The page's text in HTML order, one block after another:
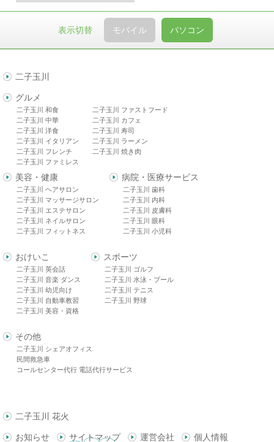
表示切替 モバイル パソコン
二子玉川
グルメ
二子玉川 和食
二子玉川 中華
二子玉川 洋食
二子玉川 イタリアン
二子玉川 フレンチ
二子玉川 ファミレス
二子玉川 ファストフード
二子玉川 カフェ
二子玉川 寿司
二子玉川 ラーメン
二子玉川 焼き肉
美容・健康
二子玉川 ヘアサロン
二子玉川 マッサージサロン
二子玉川 エステサロン
二子玉川 ネイルサロン
二子玉川 フィットネス
病院・医療サービス
二子玉川 歯科
二子玉川 内科
二子玉川 皮膚科
二子玉川 眼科
二子玉川 小児科
おけいこ
二子玉川 英会話
二子玉川 音楽 ダンス
二子玉川 幼児向け
二子玉川 自動車教習
二子玉川 美容・資格
スポーツ
二子玉川 ゴルフ
二子玉川 水泳・プール
二子玉川 テニス
二子玉川 野球
その他
二子玉川 シェアオフィス
民間救急車
コールセンター代行 電話代行サービス
二子玉川 花火
お知らせ サイトマップ 運営会社 個人情報